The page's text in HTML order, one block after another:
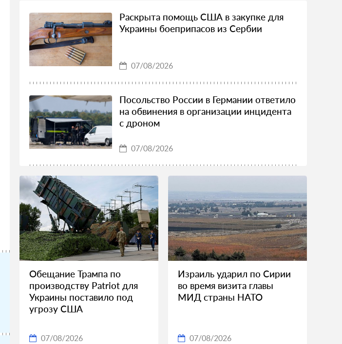
Раскрыта помощь США в закупке для
Украины боеприпасов из Сербии
07/08/2026
Посольство России в Германии ответило
на обвинения в организации инцидента
с дроном
07/08/2026
Обещание Трампа по
производству Patriot для
Украины поставило под
угрозу США
07/08/2026
Израиль ударил по Сирии
во время визита главы
МИД страны НАТО
07/08/2026